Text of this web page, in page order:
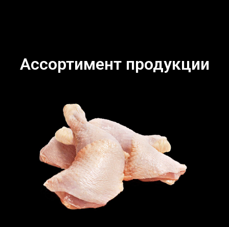
Ассортимент продукции